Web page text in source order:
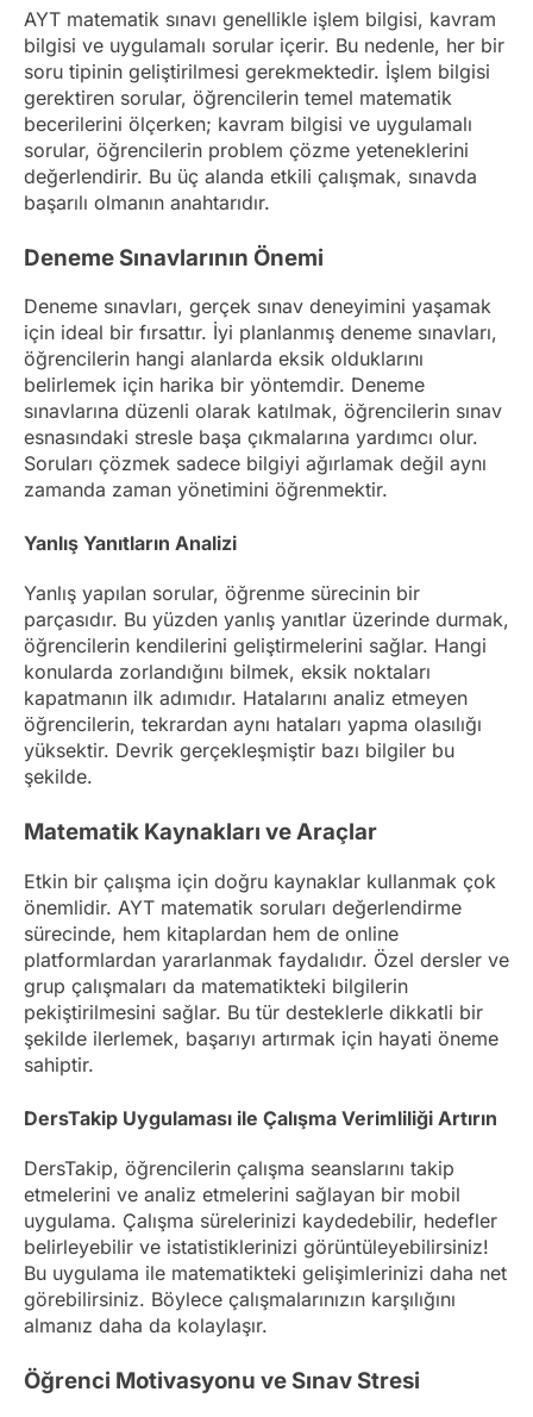
AYT matematik sınavı genellikle işlem bilgisi, kavram
bilgisi ve uygulamalı sorular içerir. Bu nedenle, her bir
soru tipinin geliştirilmesi gerekmektedir. İşlem bilgisi
gerektiren sorular, öğrencilerin temel matematik
becerilerini ölçerken; kavram bilgisi ve uygulamalı
sorular, öğrencilerin problem çözme yeteneklerini
değerlendirir. Bu üç alanda etkili çalışmak, sınavda
başarılı olmanın anahtarıdır.
Deneme Sınavlarının Önemi
Deneme sınavları, gerçek sınav deneyimini yaşamak
için ideal bir fırsattır. İyi planlanmış deneme sınavları,
öğrencilerin hangi alanlarda eksik olduklarını
belirlemek için harika bir yöntemdir. Deneme
sınavlarına düzenli olarak katılmak, öğrencilerin sınav
esnasındaki stresle başa çıkmalarına yardımcı olur.
Soruları çözmek sadece bilgiyi ağırlamak değil aynı
zamanda zaman yönetimini öğrenmektir.
Yanlış Yanıtların Analizi
Yanlış yapılan sorular, öğrenme sürecinin bir
parçasıdır. Bu yüzden yanlış yanıtlar üzerinde durmak,
öğrencilerin kendilerini geliştirmelerini sağlar. Hangi
konularda zorlandığını bilmek, eksik noktaları
kapatmanın ilk adımıdır. Hatalarını analiz etmeyen
öğrencilerin, tekrardan aynı hataları yapma olasılığı
yüksektir. Devrik gerçekleşmiştir bazı bilgiler bu
şekilde.
Matematik Kaynakları ve Araçlar
Etkin bir çalışma için doğru kaynaklar kullanmak çok
önemlidir. AYT matematik soruları değerlendirme
sürecinde, hem kitaplardan hem de online
platformlardan yararlanmak faydalıdır. Özel dersler ve
grup çalışmaları da matematikteki bilgilerin
pekiştirilmesini sağlar. Bu tür desteklerle dikkatli bir
şekilde ilerlemek, başarıyı artırmak için hayati öneme
sahiptir.
DersTakip Uygulaması ile Çalışma Verimliliği Artırın
DersTakip, öğrencilerin çalışma seanslarını takip
etmelerini ve analiz etmelerini sağlayan bir mobil
uygulama. Çalışma sürelerinizi kaydedebilir, hedefler
belirleyebilir ve istatistiklerinizi görüntüleyebilirsiniz!
Bu uygulama ile matematikteki gelişimlerinizi daha net
görebilirsiniz. Böylece çalışmalarınızın karşılığını
almanız daha da kolaylaşır.
Öğrenci Motivasyonu ve Sınav Stresi